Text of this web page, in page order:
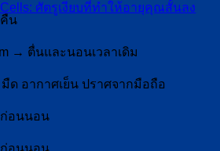
Cells: ศัตรูเงียบที่ทำให้อายุคุณสั้นลง
น
→ ตื่นและนอนเวลาเดิม
อากาศเย็น ปราศจากมือถือ
ก่อนนอน
ก่อนนอน